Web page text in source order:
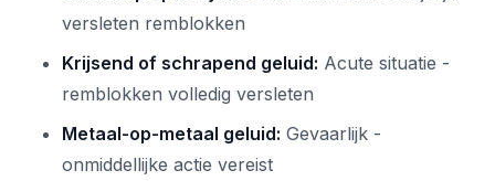
versleten remblokken
Krijsend of schrapend geluid: Acute situatie -
remblokken volledig versleten
Metaal-op-metaal geluid: Gevaarlijk -
onmiddellijke actie vereist